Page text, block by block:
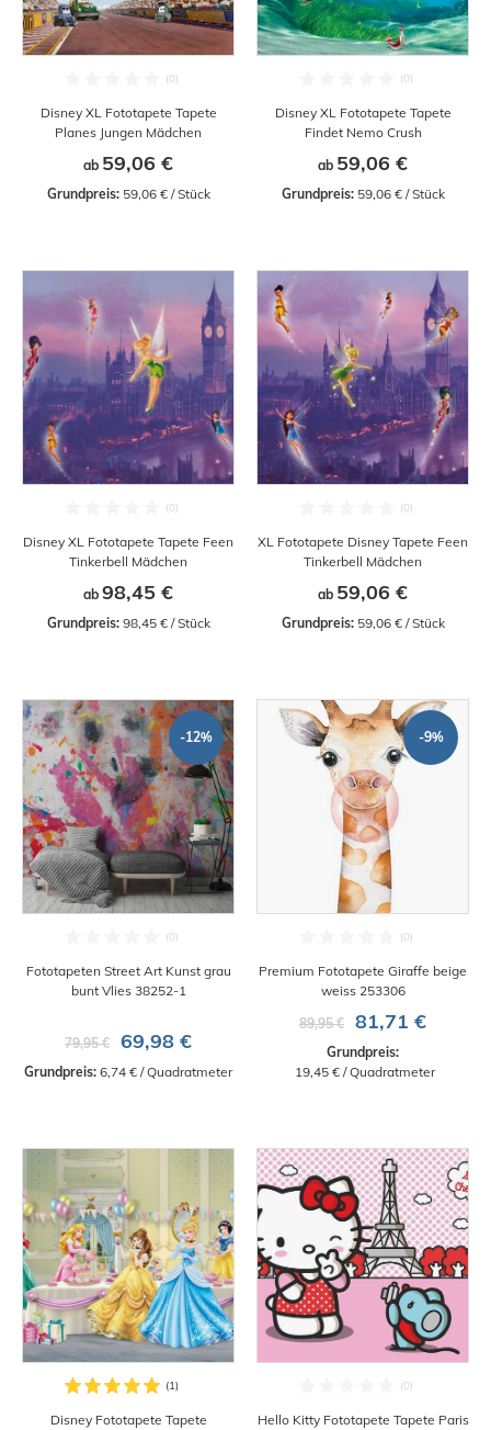
Disney XL Fototapete Tapete
Planes Jungen Mädchen
ab 59,06 €
Grundpreis: 59,06 € / Stück
Disney XL Fototapete Tapete
Findet Nemo Crush
ab 59,06 €
Grundpreis: 59,06 € / Stück
Disney XL Fototapete Tapete Feen
Tinkerbell Mädchen
ab 98,45 €
Grundpreis: 98,45 € / Stück
XL Fototapete Disney Tapete Feen
Tinkerbell Mädchen
ab 59,06 €
Grundpreis: 59,06 € / Stück
-12%
Fototapeten Street Art Kunst grau
bunt Vlies 38252-1
79,95 € 69,98 €
Grundpreis: 6,74 € / Quadratmeter
-9%
Premium Fototapete Giraffe beige
weiss 253306
89,95 €
81,71 €
Grundpreis:
19,45 € / Quadratmeter
Disney Fototapete Tapete
Hello Kitty Fototapete Tapete Paris